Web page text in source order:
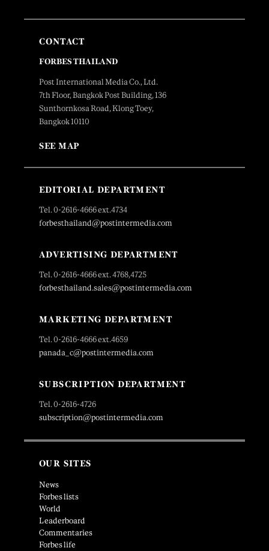
CONTACT
FORBES THAILAND
Post International Media Co., Ltd.
7th Floor, Bangkok Post Building, 136
Sunthornkosa Road, Klong Toey,
Bangkok 10110
SEE MAP
EDITORIAL DEPARTMENT
Tel. 0-2616-4666 ext.4734
forbesthailand@postintermedia.com
ADVERTISING DEPARTMENT
Tel. 0-2616-4666 ext. 4768,4725
forbesthailand.sales@postintermedia.com
MARKETING DEPARTMENT
Tel. 0-2616-4666 ext.4659
panada_c@postintermedia.com
SUBSCRIPTION DEPARTMENT
Tel. 0-2616-4726
subscription@postintermedia.com
OUR SITES
News
Forbes lists
World
Leaderboard
Commentaries
Forbes life